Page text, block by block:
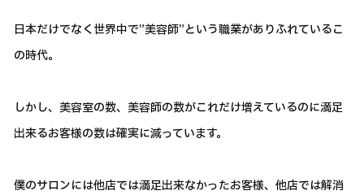
日本だけでなく世界中で”美容師”という職業がありふれているこ
の時代。
しかし、美容室の数、美容師の数がこれだけ増えているのに満足
出来るお客様の数は確実に減っています。
僕のサロンには他店では満足出来なかったお客様、他店では解消